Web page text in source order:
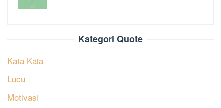
Kategori Quote
Kata Kata
Lucu
Motivasi